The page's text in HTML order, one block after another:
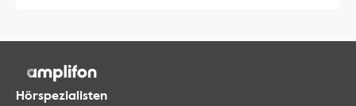
Hörspezialisten